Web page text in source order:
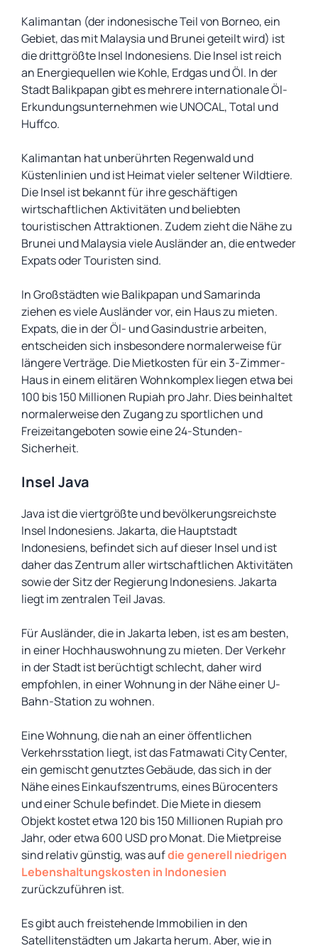
Kalimantan (der indonesische Teil von Borneo, ein
Gebiet, das mit Malaysia und Brunei geteilt wird) ist
die drittgrößte Insel Indonesiens. Die Insel ist reich
an Energiequellen wie Kohle, Erdgas und Öl. In der
Stadt Balikpapan gibt es mehrere internationale Öl-
Erkundungsunternehmen wie UNOCAL, Total und
Huffco.
Kalimantan hat unberührten Regenwald und
Küstenlinien und ist Heimat vieler seltener Wildtiere.
Die Insel ist bekannt für ihre geschäftigen
wirtschaftlichen Aktivitäten und beliebten
touristischen Attraktionen. Zudem zieht die Nähe zu
Brunei und Malaysia viele Ausländer an, die entweder
Expats oder Touristen sind.
In Großstädten wie Balikpapan und Samarinda
ziehen es viele Ausländer vor, ein Haus zu mieten.
Expats, die in der Öl- und Gasindustrie arbeiten,
entscheiden sich insbesondere normalerweise für
längere Verträge. Die Mietkosten für ein 3-Zimmer-
Haus in einem elitären Wohnkomplex liegen etwa bei
100 bis 150 Millionen Rupiah pro Jahr. Dies beinhaltet
normalerweise den Zugang zu sportlichen und
Freizeitangeboten sowie eine 24-Stunden-
Sicherheit.
Insel Java
Java ist die viertgrößte und bevölkerungsreichste
Insel Indonesiens. Jakarta, die Hauptstadt
Indonesiens, befindet sich auf dieser Insel und ist
daher das Zentrum aller wirtschaftlichen Aktivitäten
sowie der Sitz der Regierung Indonesiens. Jakarta
liegt im zentralen Teil Javas.
Für Ausländer, die in Jakarta leben, ist es am besten,
in einer Hochhauswohnung zu mieten. Der Verkehr
in der Stadt ist berüchtigt schlecht, daher wird
empfohlen, in einer Wohnung in der Nähe einer U-
Bahn-Station zu wohnen.
Eine Wohnung, die nah an einer öffentlichen
Verkehrsstation liegt, ist das Fatmawati City Center,
ein gemischt genutztes Gebäude, das sich in der
Nähe eines Einkaufszentrums, eines Bürocenters
und einer Schule befindet. Die Miete in diesem
Objekt kostet etwa 120 bis 150 Millionen Rupiah pro
Jahr, oder etwa 600 USD pro Monat. Die Mietpreise
sind relativ günstig, was aufdie generell niedrigen
Lebenshaltungskosten in Indonesien
zurückzuführen ist.
Es gibt auch freistehende Immobilien in den
Satellitenstädten um Jakarta herum. Aber, wie in